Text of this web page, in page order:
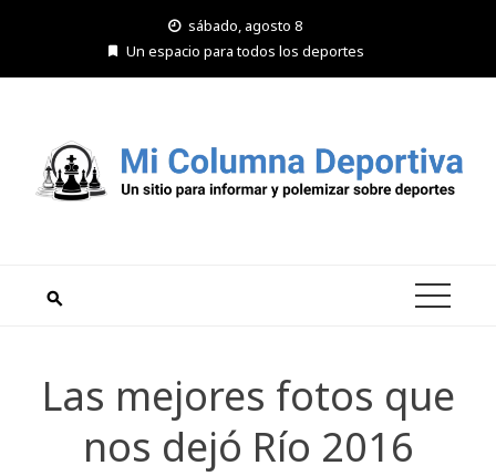
sábado, agosto 8
Un espacio para todos los deportes
Las mejores fotos que
nos dejó Río 2016